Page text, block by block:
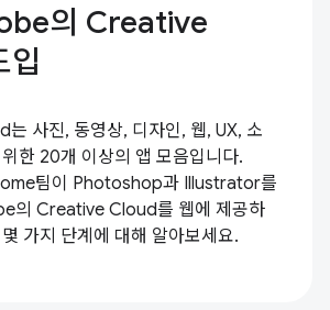
의 Creative
입
사진, 동영상, 디자인, 웹, UX, 소
한 20개 이상의 앱 모음입니다.
팀이 Photoshop과 Illustrator를
의 Creative Cloud를 웹에 제공하
가지 단계에 대해 알아보세요.